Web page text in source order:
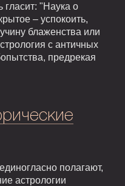
"Наука о
– успокоить,
блаженства или
с античных
предрекая
полагают,
астрологии